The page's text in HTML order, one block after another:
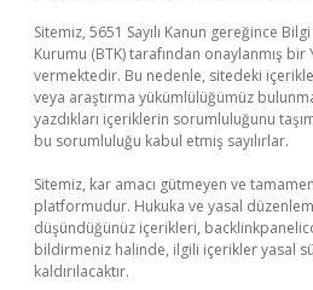
Sitemiz, 5651 Sayılı Kanun gereğince
Kurumu (BTK) tarafından onaylanmış bir
vermektedir. Bu nedenle, sitedeki
veya araştırma yükümlülüğümüz
yazdıkları içeriklerin sorumluluğunu
bu sorumluluğu kabul etmiş sayılırlar.
Sitemiz, kar amacı gütmeyen ve
platformudur. Hukuka ve yasal
düşündüğünüz içerikleri,
bildirmeniz halinde, ilgili içerikler yasal
kaldırılacaktır.